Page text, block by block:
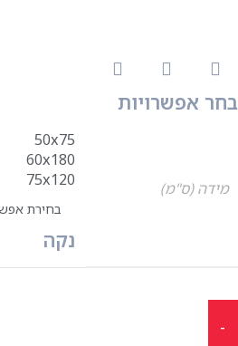
בחר אפשרויות
מידה (ס"מ)
50x75
60x180
75x120
נקה